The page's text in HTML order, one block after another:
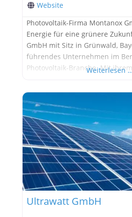
Website
Photovoltaik-Firma Montanox
Energie für eine grünere
GmbH mit Sitz in Grünwald,
führendes Unternehmen im
Photovoltaik-Branche. Mit
Entwicklung und Installation
Photovoltaikanlagen
Energielösungen für Privat- und
anzubieten. Nachhaltige
und Geschäftskunden Die
Weiterlesen …
Ultrawatt GmbH